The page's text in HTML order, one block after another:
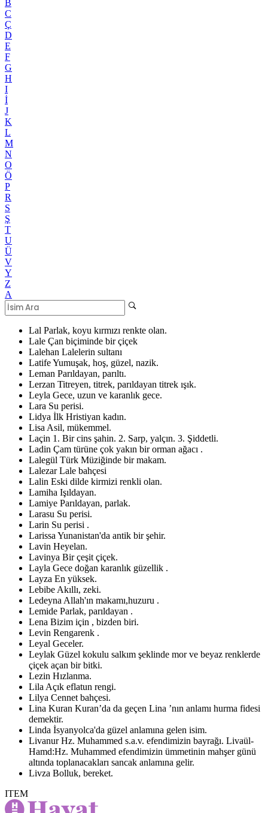
B
C
Ç
D
E
F
G
H
I
İ
J
K
L
M
N
O
Ö
P
R
S
Ş
T
U
Ü
V
Y
Z
A
Lal Parlak, koyu kırmızı renkte olan.
Lale Çan biçiminde bir çiçek
Lalehan Lalelerin sultanı
LatifeYumuşak, hoş, güzel, nazik.
Leman Parıldayan, parıltı.
Lerzan Titreyen, titrek, parıldayan titrek ışık.
Leyla Gece, uzun ve karanlık gece.
Lara Su perisi.
Lidya İlk Hristiyan kadın.
Lisa Asil, mükemmel.
Laçin 1. Bir cins şahin. 2. Sarp, yalçın. 3. Şiddetli.
Ladin Çam türüne çok yakın bir orman ağacı .
Lalegül Türk Müziğinde bir makam.
LalezarLale bahçesi
Lalin Eski dilde kirmizi renkli olan.
Lamiha Işıldayan.
Lamiye Parıldayan, parlak.
Larasu Su perisi.
Larin Su perisi .
Larissa Yunanistan'da antik bir şehir.
Lavin Heyelan.
Lavinya Bir çeşit çiçek.
Layla Gece doğan karanlık güzellik .
Layza En yüksek.
Lebibe Akıllı, zeki.
Ledeyna Allah'ın makamı,huzuru .
Lemide Parlak, parıldayan .
Lena Bizim için , bizden biri.
Levin Rengarenk .
Leyal Geceler.
Leylak Güzel kokulu salkım şeklinde mor ve beyaz renklerde
çiçek açan bir bitki.
Lezin Hızlanma.
Lila Açık eflatun rengi.
Lilya Cennet bahçesi.
Lina Kuran Kuran’da da geçen Lina ’nın anlamı hurma fidesi
demektir.
Linda İsyanyolca'da güzel anlamına gelen isim.
LivanurHz. Muhammed s.a.v. efendimizin bayrağı. Livaül-
Hamd:Hz. Muhammed efendimizin ümmetinin mahşer günü
altında toplanacakları sancak anlamına gelir.
Livza Bolluk, bereket.
ITEM